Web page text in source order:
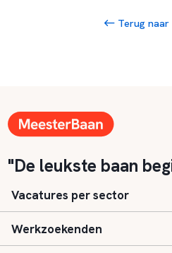
Terug
"De leukste baan
Vacatures per sector
Basisonderwijs
Werkzoekenden